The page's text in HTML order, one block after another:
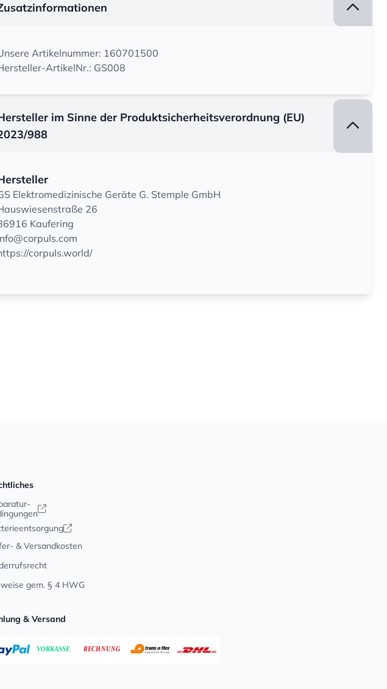
Artikelnummer: 160701500
ArtikelNr.: GS008
im Sinne der Produktsicherheitsverordnung (EU)
988
Elektromedizinische Geräte G. Stemple GmbH
26
Kaufering
corpuls.world/
& Versandkosten
gem. § 4 HWG
& Versand